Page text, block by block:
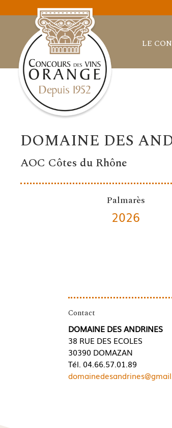
LE
DOMAINE DES
AOC Côtes du Rhône
Palmarès
2026
Contact
DOMAINE DES ANDRINES
38 RUE DES ECOLES
30390 DOMAZAN
Tél. 04.66.57.01.89